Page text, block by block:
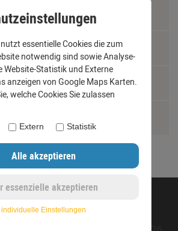
Fachbegriffe
Jobs
und Installationshilfen
- www.dachrinnen-shop.de
essentielle Cookies die zum
notwendig sind sowie Analyse-
Website-Statistik und Externe
anzeigen von Google Maps Karten.
welche Cookies Sie zulassen
Extern Statistik
individuelle Einstellungen